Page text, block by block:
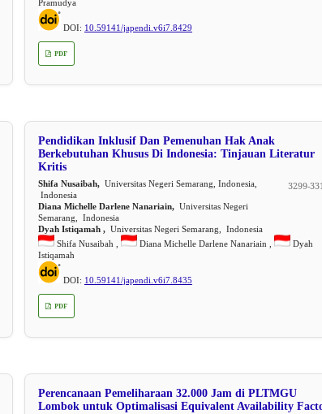
Pramudya
DOI: 10.59141/japendi.v6i7.8429
PDF
Pendidikan Inklusif Dan Pemenuhan Hak Anak
Berkebutuhan Khusus Di Indonesia: Tinjauan Literatur
Kritis
Shifa Nusaibah, Universitas Negeri Semarang, Indonesia,
Indonesia
Diana Michelle Darlene Nanariain, Universitas Negeri
Semarang, Indonesia
Dyah Istiqamah , Universitas Negeri Semarang, Indonesia
Shifa Nusaibah ,
Diana Michelle Darlene Nanariain ,
Dyah
Istiqamah
DOI: 10.59141/japendi.v6i7.8435
3299-
PDF
Perencanaan Pemeliharaan 32.000 Jam di PLTMGU
Lombok untuk Optimalisasi Equivalent Availability